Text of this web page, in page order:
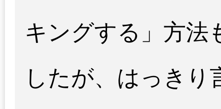
キングする」方法
したが、はっき